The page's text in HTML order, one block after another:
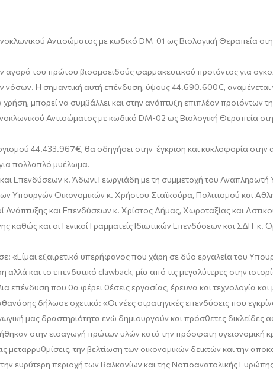
Αντισώματος με κωδικό DM-01 ως Βιολογική Θεραπεία
αγορά του πρώτου βιοομοειδούς φαρμακευτικού προϊόντος για
νόσων. H σημαντική αυτή επένδυση, ύψους 44.690.600€,
μπορεί να συμβάλλει και στην ανάπτυξη επιπλέον προϊόντων
Αντισώματος με κωδικό DM-02 ως Βιολογική Θεραπεία
44.433.967€, θα οδηγήσει στην έγκριση και κυκλοφορία στην
πολλαπλό μυέλωμα.
Επενδύσεων κ. Άδωνι Γεωργιάδη με τη συμμετοχή του
Υπουργών Οικονομικών κ. Χρήστου Σταϊκούρα, Πολιτισμού και
Ανάπτυξης και Επενδύσεων κ. Χρίστος Δήμας, Χωροταξίας και
καθώς και οι Γενικοί ΓραμματείςΙδιωτικών Επενδύσεων και ΣΔΙΤ κ.
«Είμαι εξαιρετικά υπερήφανος που χάρη σε δύο εργαλεία του
αλλά και το επενδυτικό clawback, μία από τις μεγαλύτερες στην
επένδυση που θα φέρει θέσεις εργασίας, έρευνα και τεχνολογία
δήλωσε σχετικά: «Οι νέες στρατηγικές επενδύσεις που
μας δραστηριότητα ενώ δημιουργούν και πρόσθετες
στην εισαγωγή πρώτων υλών κατά την πρόσφατη υγειονομική
μεταρρυθμίσεις, την βελτίωση των οικονομικών δεικτών και την
ευρύτερη περιοχή των Βαλκανίων και της Νοτιοανατολικής